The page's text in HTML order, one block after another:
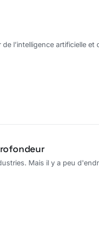
l’intelligence artificielle
Mais il y a peu